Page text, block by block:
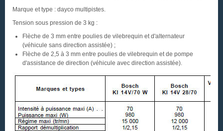
Marque et type : dayco multipistes.
Tension sous pression de 3 kg :
Flèche de 3 mm entre poulies de vilebrequin et d'alternateur
(véhicule sans direction assistée) ;
Flèche de 2,5 à 3 mm entre poulies de vilebrequin et de pompe
d'assistance de direction (véhicule avec direction assistée).